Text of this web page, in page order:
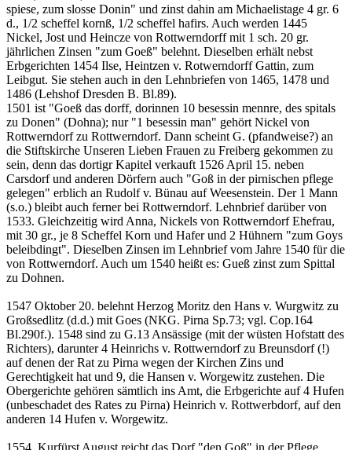
spiese, zum slosse Donin" und zinst dahin am Michaelistage 4 gr. 6
d., 1/2 scheffel kornß, 1/2 scheffel hafirs. Auch werden 1445
Nickel, Jost und Heincze von Rottwerndorff mit 1 sch. 20 gr.
jährlichen Zinsen "zum Goeß" belehnt. Dieselben erhält nebst
Erbgerichten 1454 Ilse, Heintzen v. Rotwerndorff Gattin, zum
Leibgut. Sie stehen auch in den Lehnbriefen von 1465, 1478 und
1486 (Lehshof Dresden B. Bl.89).
1501 ist "Goeß das dorff, dorinnen 10 besessin mennre, des spitals
zu Donen" (Dohna); nur "1 besessin man" gehört Nickel von
Rottwerndorf zu Rottwerndorf. Dann scheint G. (pfandweise?) an
die Stiftskirche Unseren Lieben Frauen zu Freiberg gekommen zu
sein, denn das dortigr Kapitel verkauft 1526 April 15. neben
Carsdorf und anderen Dörfern auch "Goß in der pirnischen pflege
gelegen" erblich an Rudolf v. Bünau auf Weesenstein. Der 1 Mann
(s.o.) bleibt auch ferner bei Rottwerndorf. Lehnbrief darüber von
1533. Gleichzeitig wird Anna, Nickels von Rottwerndorf Ehefrau,
mit 30 gr., je 8 Scheffel Korn und Hafer und 2 Hühnern "zum Goys
beleibdingt". Dieselben Zinsen im Lehnbrief vom Jahre 1540 für die
von Rottwerndorf. Auch um 1540 heißt es: Gueß zinst zum Spittal
zu Dohnen.
1547 Oktober 20. belehnt Herzog Moritz den Hans v. Wurgwitz zu
Großsedlitz (d.d.) mit Goes (NKG. Pirna Sp.73; vgl. Cop.164
Bl.290f.). 1548 sind zu G.13 Ansässige (mit der wüsten Hofstatt des
Richters), darunter 4 Heinrichs v. Rottwerndorf zu Breunsdorf (!)
auf denen der Rat zu Pirna wegen der Kirchen Zins und
Gerechtigkeit hat und 9, die Hansen v. Worgewitz zustehen. Die
Obergerichte gehören sämtlich ins Amt, die Erbgerichte auf 4 Hufen
(unbeschadet des Rates zu Pirna) Heinrich v. Rottwerbdorf, auf den
anderen 14 Hufen v. Worgewitz.
1554. Kurfürst August reicht das Dorf "den Goß" in der Pflege